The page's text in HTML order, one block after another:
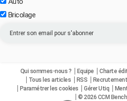
Bricolage
Qui sommes-nous ? Equipe Charte
Tous les articles
RSS Recrutement
Paramétrer les cookies
Gérer Utiq
© 2026 CCM